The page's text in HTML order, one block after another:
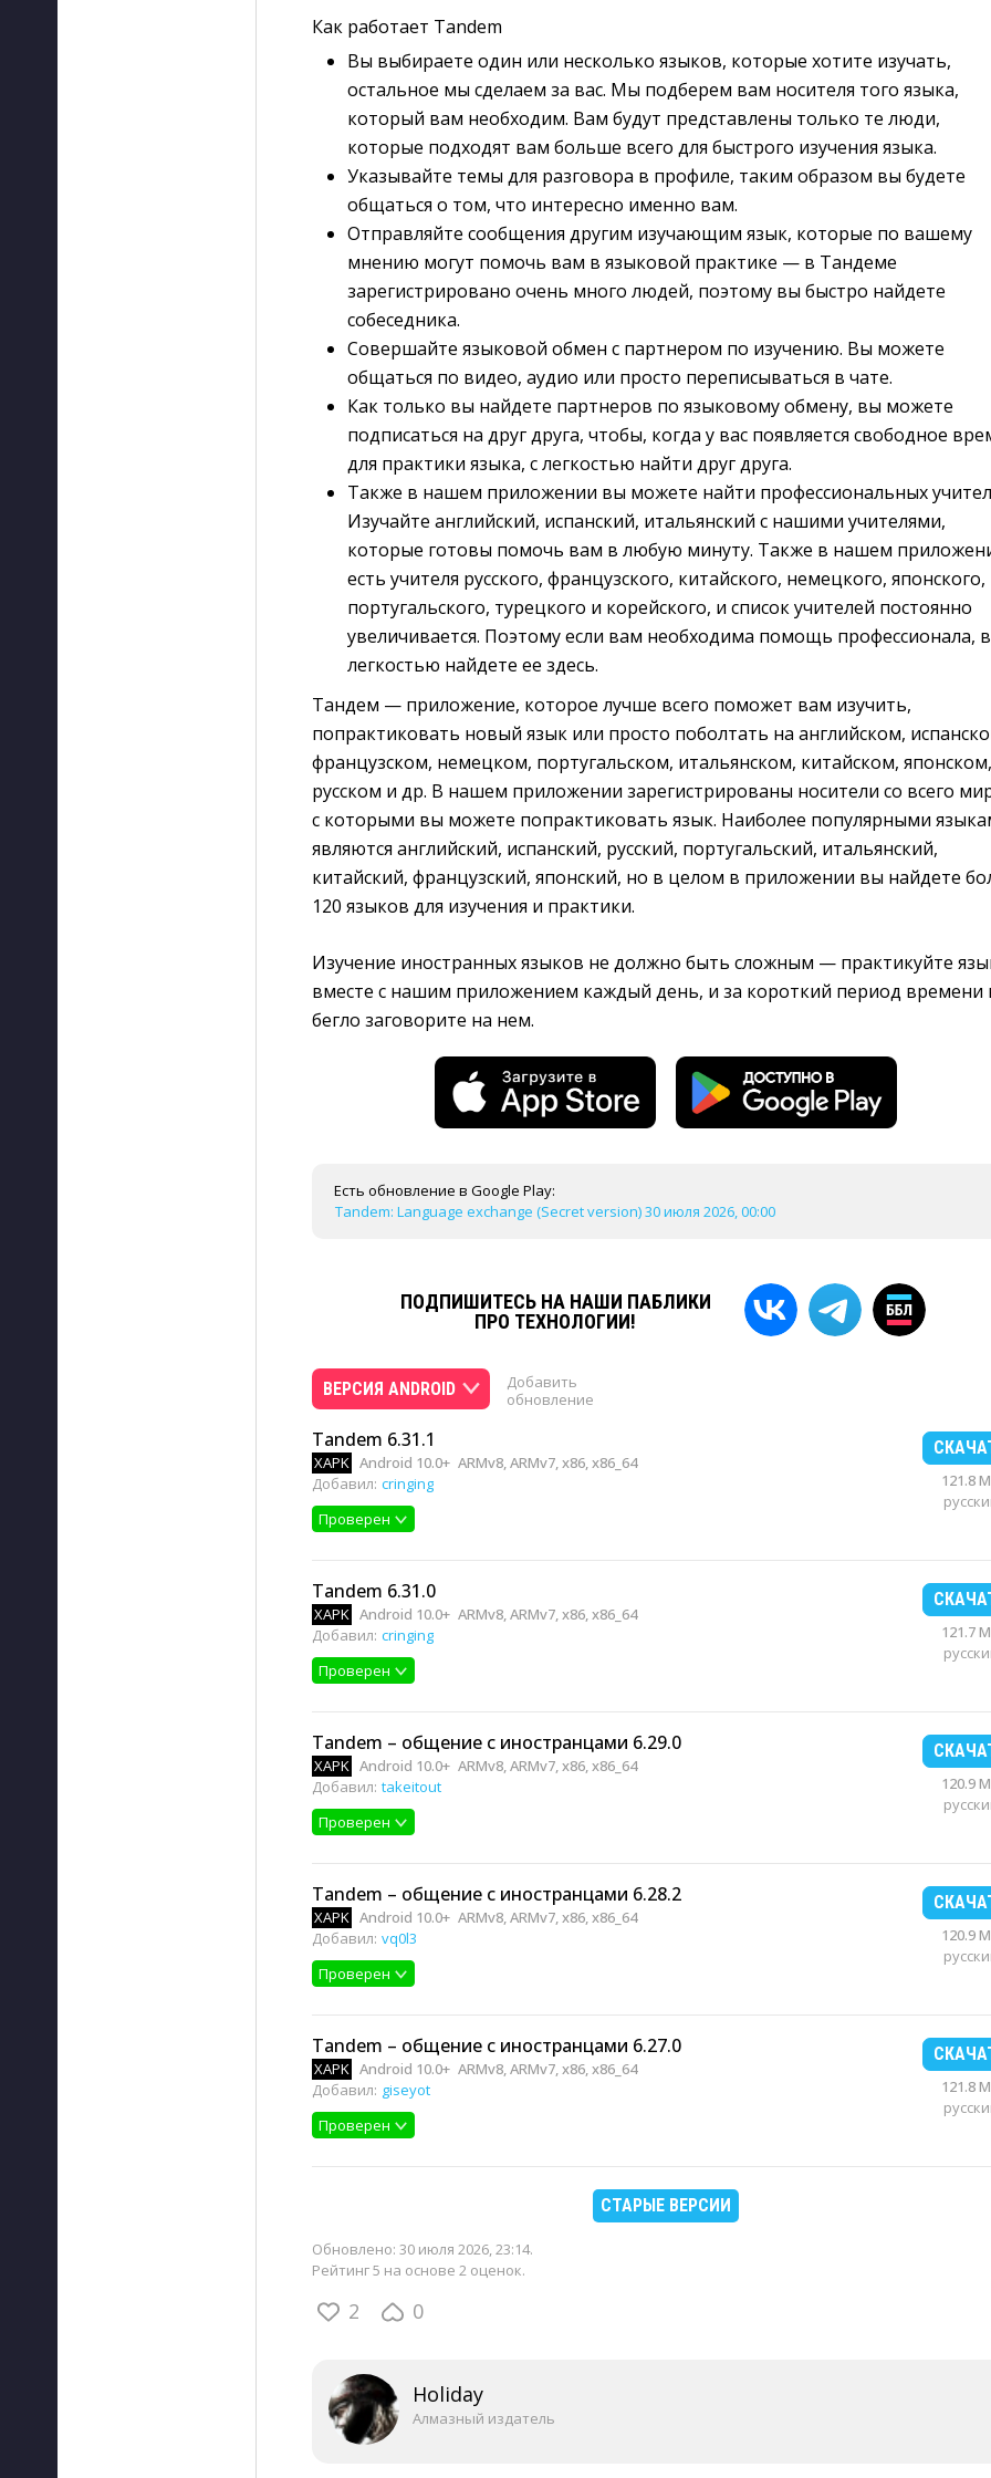
Как работает Tandem
Вы выбираете один или несколько языков, которые хотите изучать,
остальное мы сделаем за вас. Мы подберем вам носителя того языка,
который вам необходим. Вам будут представлены только те люди,
которые подходят вам больше всего для быстрого изучения языка.
Указывайте темы для разговора в профиле, таким образом вы будете
общаться о том, что интересно именно вам.
Отправляйте сообщения другим изучающим язык, которые по вашему
мнению могут помочь вам в языковой практике — в Тандеме
зарегистрировано очень много людей, поэтому вы быстро найдете
собеседника.
Совершайте языковой обмен с партнером по изучению. Вы можете
общаться по видео, аудио или просто переписываться в чате.
Как только вы найдете партнеров по языковому обмену, вы можете
подписаться на друг друга, чтобы, когда у вас появляется свободное
для практики языка, с легкостью найти друг друга.
Также в нашем приложении вы можете найти профессиональных
Изучайте английский, испанский, итальянский с нашими учителями,
которые готовы помочь вам в любую минуту. Также в нашем
есть учителя русского, французского, китайского, немецкого, японского,
португальского, турецкого и корейского, и список учителей постоянно
увеличивается. Поэтому если вам необходима помощь профессионала,
легкостью найдете ее здесь.
Тандем — приложение, которое лучше всего поможет вам изучить,
попрактиковать новый язык или просто поболтать на английском,
французском, немецком, португальском, итальянском, китайском, японском,
русском и др. В нашем приложении зарегистрированы носители со всего
с которыми вы можете попрактиковать язык. Наиболее популярными
являются английский, испанский, русский, португальский, итальянский,
китайский, французский, японский, но в целом в приложении вы найдете
120 языков для изучения и практики.
Изучение иностранных языков не должно быть сложным — практикуйте
вместе с нашим приложением каждый день, и за короткий период времени
бегло заговорите на нем.
Есть обновление в Google Play:
Tandem: Language exchange (Secret version) 30 июля 2026, 00:00
ПОДПИШИТЕСЬ НА НАШИ ПАБЛИКИ
ПРО ТЕХНОЛОГИИ!
ВЕРСИЯ ANDROID
Добавить
обновление
Tandem 6.31.1
XAPK Android 10.0+ ARMv8, ARMv7, x86, x86_64
Добавил: cringing
Проверен
121.8
Tandem 6.31.0
XAPK Android 10.0+ ARMv8, ARMv7, x86, x86_64
Добавил: cringing
Проверен
121.7
Tandem – общение с иностранцами 6.29.0
XAPK Android 10.0+ ARMv8, ARMv7, x86, x86_64
Добавил: takeitout
Проверен
120.9
Tandem – общение с иностранцами 6.28.2
XAPK Android 10.0+ ARMv8, ARMv7, x86, x86_64
Добавил: vq0l3
Проверен
120.9
Tandem – общение с иностранцами 6.27.0
XAPK Android 10.0+ ARMv8, ARMv7, x86, x86_64
Добавил: giseyot
Проверен
121.8
СТАРЫЕ ВЕРСИИ
Обновлено: 30 июля 2026, 23:14.
Рейтинг 5 на основе 2 оценок.
2 0
Holiday
Алмазный издатель